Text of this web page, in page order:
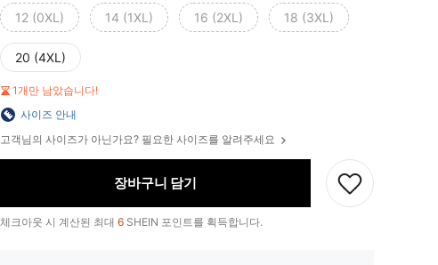
12 (0XL) 14 (1XL) 16 (2XL) 18 (3XL)
20 (4XL)
1개만 남았습니다!
사이즈 안내
고객님의 사이즈가 아닌가요? 필요한 사이즈를 알려주세요
장바구니 담기
체크아웃 시 계산된 최대 6 SHEIN 포인트를 획득합니다.